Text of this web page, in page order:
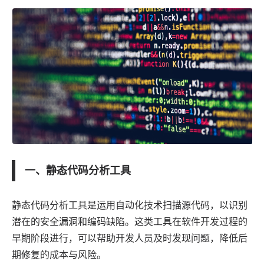
一、静态代码分析工具
静态代码分析工具是运用自动化技术扫描源代码，以识别
潜在的安全漏洞和编码缺陷。这类工具在软件开发过程的
早期阶段进行，可以帮助开发人员及时发现问题，降低后
期修复的成本与风险。